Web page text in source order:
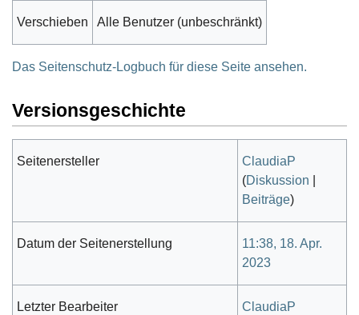
Verschieben Alle Benutzer (unbeschränkt)
Das Seitenschutz-Logbuch für diese Seite ansehen.
Versionsgeschichte
Seitenersteller
ClaudiaP
(Diskussion
Beiträge)
Datum der Seitenerstellung
11:38, 18. Apr.
2023
Letzter Bearbeiter
ClaudiaP